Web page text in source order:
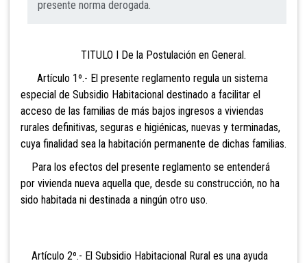
presente norma derogada.
TITULO I De la Postulación en General.
Artículo 1º.- El presente reglamento regula un sistema
especial de Subsidio Habitacional destinado a facilitar el
acceso de las familias de más bajos ingresos a viviendas
rurales definitivas, seguras e higiénicas, nuevas y terminadas,
cuya finalidad sea la habitación permanente de dichas familias.
Para los efectos del presente reglamento se entenderá
por vivienda nueva aquella que, desde su construcción, no ha
sido habitada ni destinada a ningún otro uso.
Artículo 2º.- El Subsidio Habitacional Rural es una ayuda